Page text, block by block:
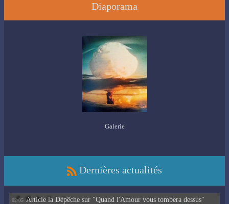
Diaporama
Galerie
Dernières actualités
02/05 Article la Dépêche sur "Quand l'Amour vous tombera dessus"